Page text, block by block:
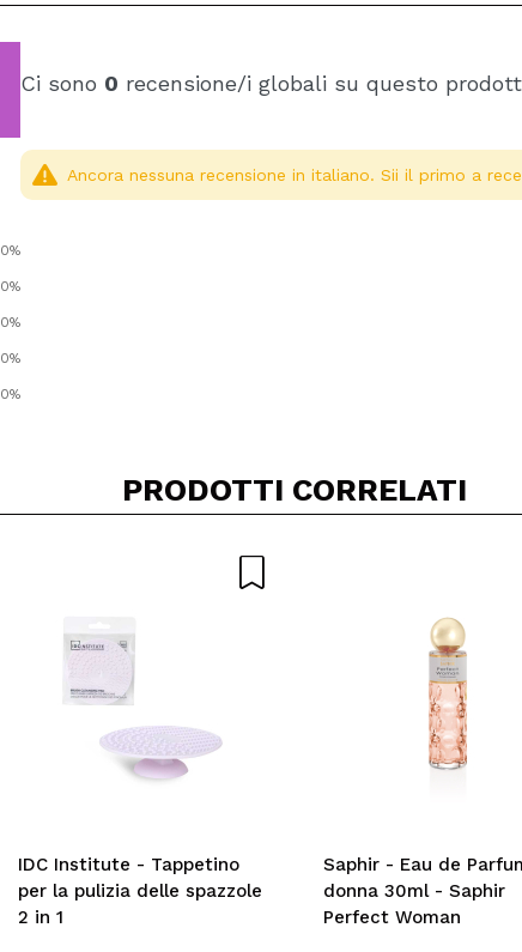
0%
0%
0%
0%
0%
Ci sono 0 recensione/i globali su questo
Ancora nessuna recensione in italiano. Sii il primo a
PRODOTTI CORRELATI
IDC Institute - Tappetino
per la pulizia delle spazzole
2 in 1
Saphir - Eau de
donna 30ml - Saphir
Perfect Woman